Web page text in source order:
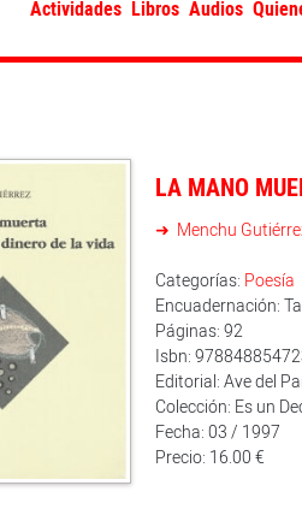
Actividades Libros Audios
LA MANO
Menchu
Categorías: Poesía
Encuadernación:
Páginas: 92
Isbn:
Editorial: Ave del
Colección: Es un
Fecha: 03 / 1997
Precio: 16.00 €